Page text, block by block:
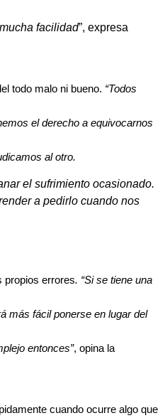
facilidad”, expresa
todo malo ni bueno. “Todos
el derecho a equivocarnos
al otro.
el sufrimiento ocasionado.
a pedirlo cuando nos
propios errores. “Si se tiene una
más fácil ponerse en lugar del
entonces”, opina la
cuando ocurre algo que